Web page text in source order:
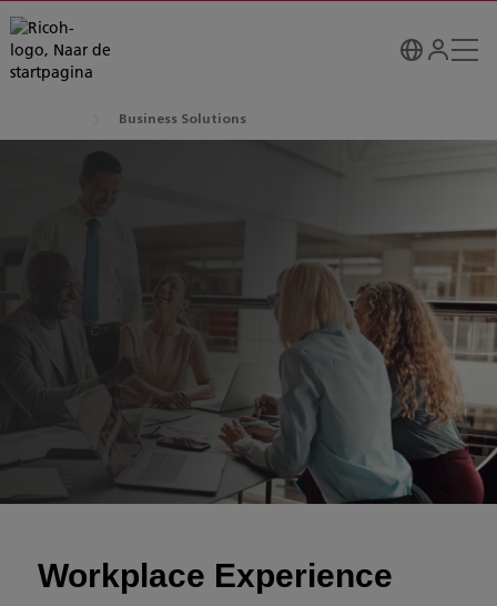
Business Solutions
Workplace Experience